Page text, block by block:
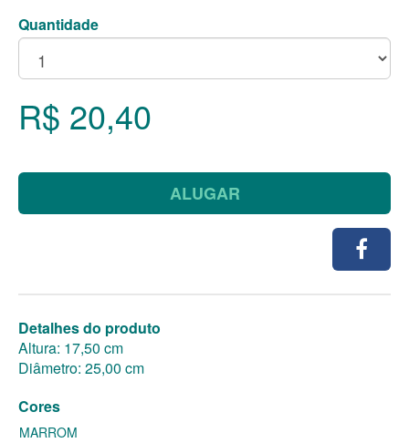
Quantidade
R$ 20,40
ALUGAR
Detalhes do produto
Altura: 17,50 cm
Diâmetro: 25,00 cm
Cores
MARROM